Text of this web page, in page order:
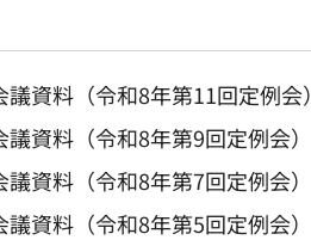
資料（令和8年第11回定例会）
資料（令和8年第9回定例会）
資料（令和8年第7回定例会）
資料（令和8年第5回定例会）